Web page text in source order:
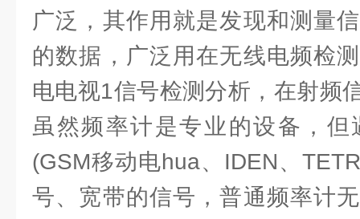
广泛，其作用就是发现和测量
的数据，广泛用在无线电频检
电电视1信号检测分析，在射频
虽然频率计是专业的设备，
(GSM移动电hua、IDEN、
号、宽带的信号，普通频率计